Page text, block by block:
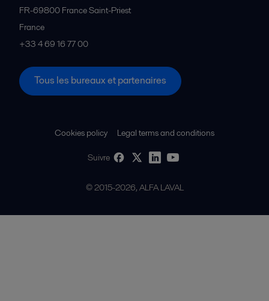
FR-69800 France Saint-Priest
France
+33 4 69 16 77 00
Tous les bureaux et partenaires
© 2015-2026, ALFA LAVAL
Suivre
Cookies policy Legal terms and conditions